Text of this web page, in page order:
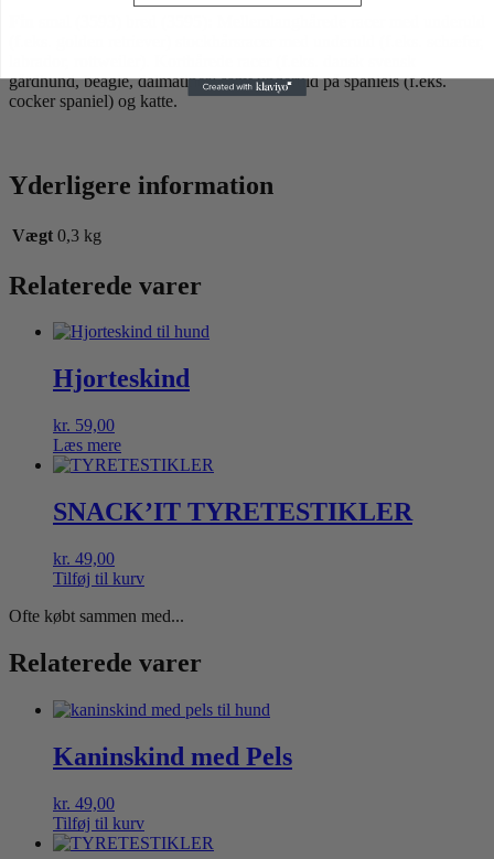
gårdhund, beagle, dalmatiner) samt underuld på spaniels (f.eks.
cocker spaniel) og katte.
Yderligere information
Vægt 0,3 kg
Relaterede varer
Hjorteskind
kr. 59,00
Læs mere
SNACK’IT TYRETESTIKLER
kr. 49,00
Tilføj til kurv
Ofte købt sammen med...
Relaterede varer
Kaninskind med Pels
kr. 49,00
Tilføj til kurv